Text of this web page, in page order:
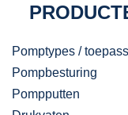
Pomptypes /
Pompbesturing
Pompputten